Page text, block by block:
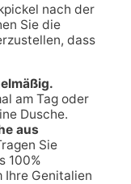
nach der
Sie die
dass
am Tag oder
Dusche.
aus
Sie
100%
Ihre Genitalien